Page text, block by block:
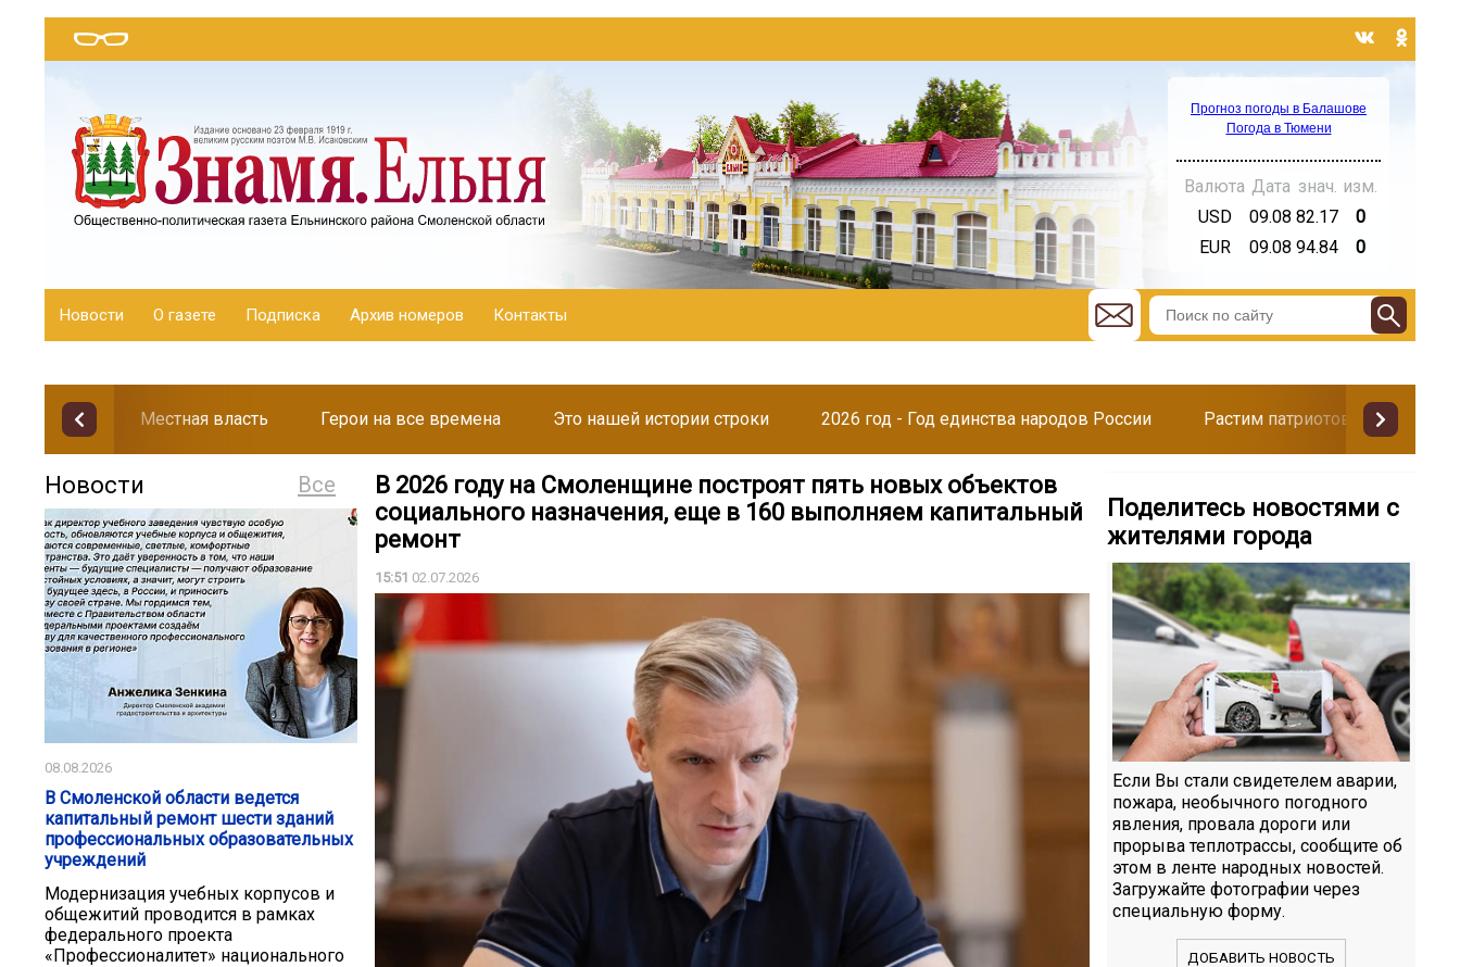
Прогноз погоды в Балашове
Погода в Тюмени
Валюта Дата знач. изм.
USD
09.08 82.17
0
EUR
09.08 94.84 0
Новости О газете Подписка Архив номеров Контакты
Местная власть Герои на все времена Это нашей истории строки 2026 год - Год единства народов России Растим патриотов
Все
Новости
08.08.2026
В Смоленской области ведется
капитальный ремонт шести зданий
профессиональных образовательных
учреждений
Модернизация учебных корпусов и
общежитий проводится в рамках
федерального проекта
«Профессионалитет» национального
В 2026 году на Смоленщине построят пять новых объектов
социального назначения, еще в 160 выполняем капитальный
ремонт
15:51 02.07.2026
Поделитесь новостями с
жителями города
Если Вы стали свидетелем аварии,
пожара, необычного погодного
явления, провала дороги или
прорыва теплотрассы, сообщите об
этом в ленте народных новостей.
Загружайте фотографии через
специальную форму.
ДОБАВИТЬ НОВОСТЬ